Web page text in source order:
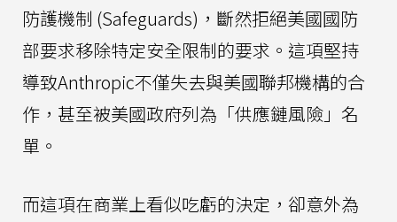
防護機制 (Safeguards)，斷然拒絕美國國防
部要求移除特定安全限制的要求。這項堅持
導致Anthropic不僅失去與美國聯邦機構的合
作，甚至被美國政府列為「供應鏈風險」名
單。
而這項在商業上看似吃虧的決定，卻意外為